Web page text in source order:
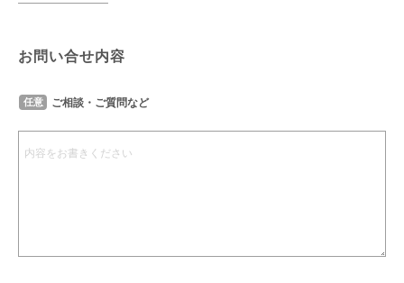
お問い合せ内容
ご相談・ご質問など
任意